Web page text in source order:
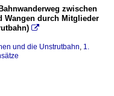
zwischen
Wangen durch Mitglieder

und die Unstrutbahn 1.